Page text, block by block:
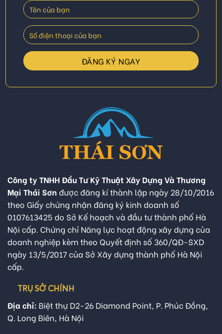
Công ty TNHH Đầu Tư Kỹ Thuật Xây Dựng Và Thương
Mại Thái Sơn được đăng kí thành lập ngày 28/10/2016
theo Giấy chứng nhận đăng ký kinh doanh số
0107613425 do Sở Kế hoạch và đầu tư thành phố Hà
Nội cấp. Chứng chỉ Năng lực hoạt động xây dựng của
doanh nghiệp kèm theo Quyết định số 360/QĐ-SXD
ngày 13/5/2017 của Sở Xây dựng thành phố Hà Nội
cấp.
TRỤ SỞ CHÍNH
Địa chỉ: Biệt thự D2-26 Diamond Point, P. Phúc Đồng,
Q. Long Biên, Hà Nội